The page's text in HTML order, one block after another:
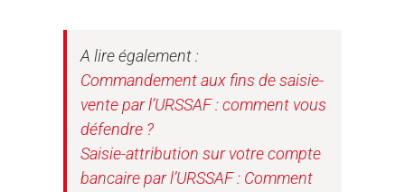
A lire également :
Commandement aux fins de saisie-
vente par l’URSSAF : comment vous
défendre ?
Saisie-attribution sur votre compte
bancaire par l’URSSAF : Comment